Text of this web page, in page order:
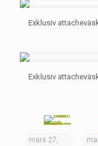
Exklusiv
Exklusiv
mars 27,